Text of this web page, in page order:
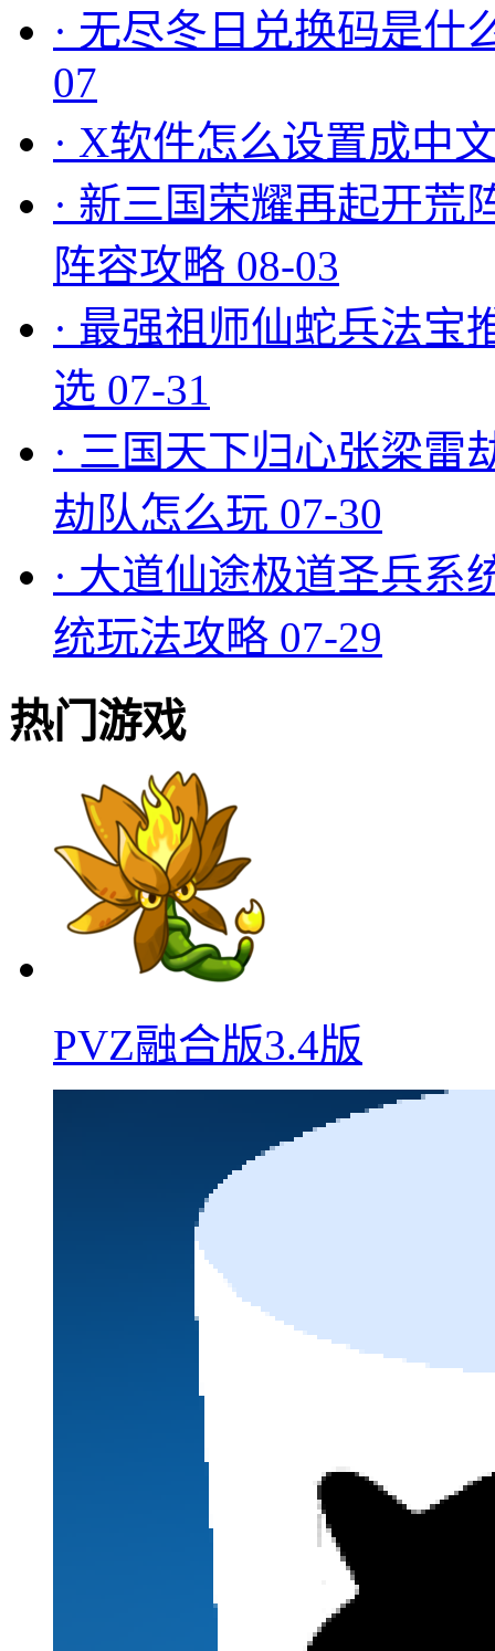
· 无尽冬日兑换码是什
07
· X软件怎么设置成中
· 新三国荣耀再起开荒
阵容攻略 08-03
· 最强祖师仙蛇兵法宝
选 07-31
· 三国天下归心张梁雷
劫队怎么玩 07-30
· 大道仙途极道圣兵系
统玩法攻略 07-29
热门游戏
PVZ融合版3.4版